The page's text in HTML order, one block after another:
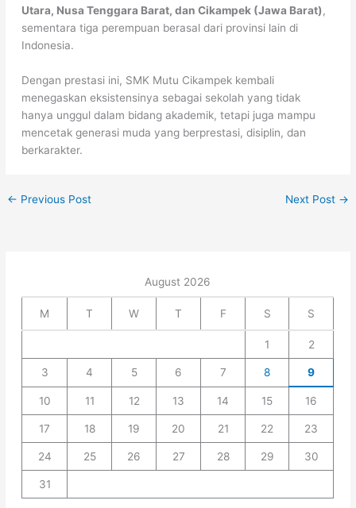
Utara, Nusa Tenggara Barat, dan Cikampek (Jawa Barat),
sementara tiga perempuan berasal dari provinsi lain di
Indonesia.
Dengan prestasi ini, SMK Mutu Cikampek kembali
menegaskan eksistensinya sebagai sekolah yang tidak
hanya unggul dalam bidang akademik, tetapi juga mampu
mencetak generasi muda yang berprestasi, disiplin, dan
berkarakter.
← Previous Post Next Post →
August 2026
M T W T F S S
1 2
3 4 5 6 7 8 9
10 11 12 13 14 15 16
17 18 19 20 21 22 23
24 25 26 27 28 29 30
31